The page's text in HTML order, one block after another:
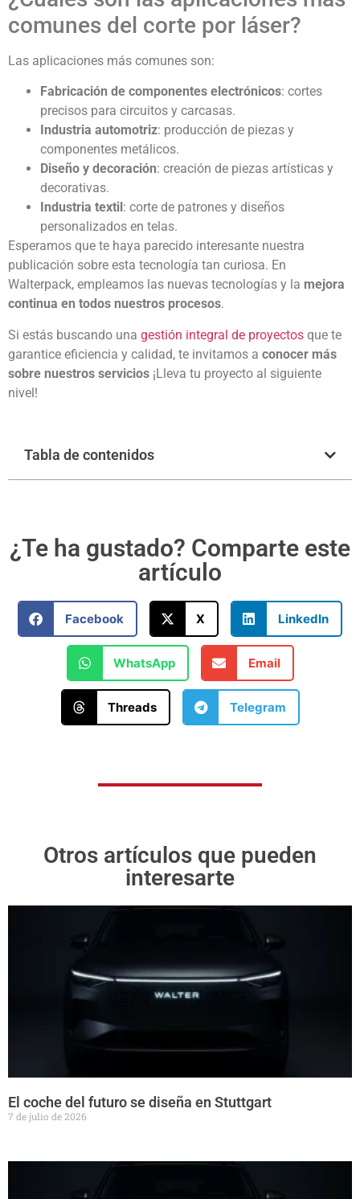
comunes del corte por láser?
Las aplicaciones más comunes son:
Fabricación de componentes electrónicos: cortes
precisos para circuitos y carcasas.
Industria automotriz: producción de piezas y
componentes metálicos.
Diseño y decoración: creación de piezas artísticas y
decorativas.
Industria textil : corte de patrones y diseños
personalizados en telas.
Esperamos que te haya parecido interesante nuestra
publicación sobre esta tecnología tan curiosa. En
Walterpack, empleamos las nuevas tecnologías y la mejora
continua en todos nuestros procesos.
Si estás buscando una gestión integral de proyectos que te
garantice eficiencia y calidad, te invitamos a conocer más
sobre nuestros servicios ¡Lleva tu proyecto al siguiente
nivel!
Tabla de contenidos
¿Te ha gustado? Comparte este
artículo
Facebook X LinkedIn
WhatsApp Email
Threads Telegram
Otros artículos que pueden
interesarte
El coche del futuro se diseña en Stuttgart
7 de julio de 2026